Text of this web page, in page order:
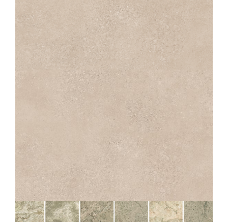
ROX
BEIGE
45X45 30X30
ROX
BEIGE GESTRUCTUREERDE ANTI-SLIP
45X45 30X30